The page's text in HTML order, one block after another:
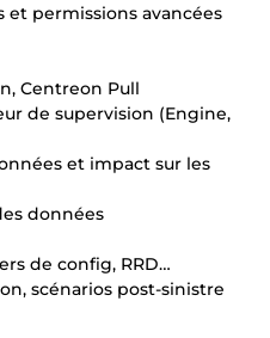
et permissions avancées
Centreon Pull
de supervision (Engine,
et impact sur les
données
de config, RRD…
scénarios post-sinistre